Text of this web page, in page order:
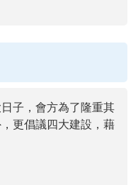
子，會方為了隆重其
更倡議四大建設，藉